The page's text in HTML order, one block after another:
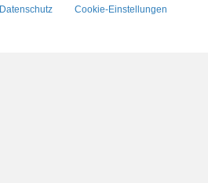
Datenschutz Cookie-Einstellungen